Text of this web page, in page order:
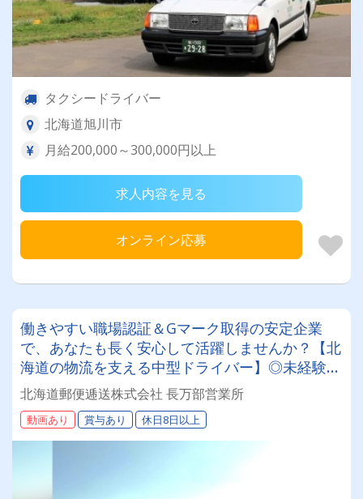
タクシードライバー
北海道旭川市
月給200,000～300,000円以上
求人内容を見る
オンライン応募
働きやすい職場認証＆Gマーク取得の安定企業
で、あなたも長く安心して活躍しませんか？【北
海道の物流を支える中型ドライバー】◎未経験歓
迎◎残業月平均8～9時間◎賞与年3回（昨年度実
績：計4.05ヶ月分）◎カゴ台車メイン
北海道郵便逓送株式会社 長万部営業所
動画あり 賞与あり 休日8日以上